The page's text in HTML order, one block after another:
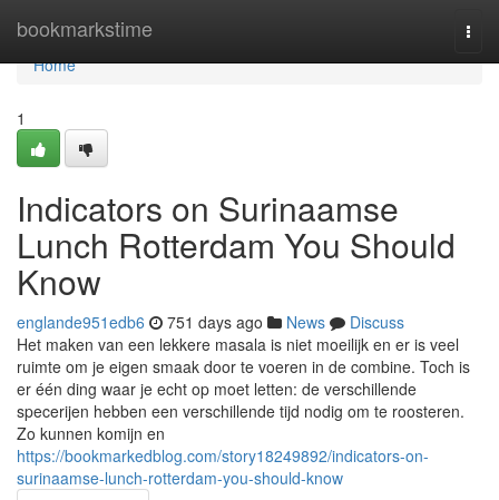
bookmarkstime
Home
Home
1
Indicators on Surinaamse
Lunch Rotterdam You Should
Know
englande951edb6 751 days ago News
Discuss
Het maken van een lekkere masala is niet moeilijk en er is veel
ruimte om je eigen smaak door te voeren in de combine. Toch is
er één ding waar je echt op moet letten: de verschillende
specerijen hebben een verschillende tijd nodig om te roosteren.
Zo kunnen komijn en
https://bookmarkedblog.com/story18249892/indicators-on-
surinaamse-lunch-rotterdam-you-should-know